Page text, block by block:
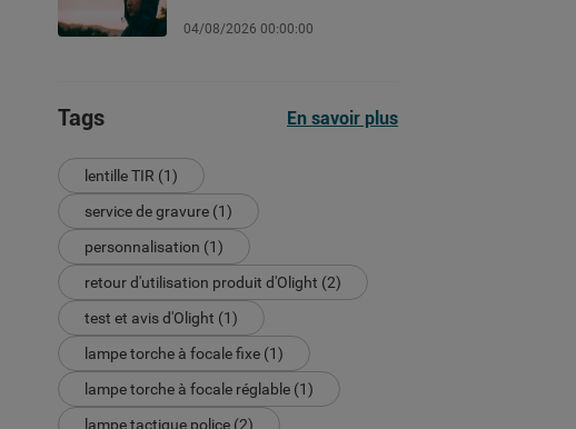
04/08/2026 00:00:00
Tags En savoir plus
lentille TIR (1)
service de gravure (1)
personnalisation (1)
retour d'utilisation produit d'Olight (2)
test et avis d'Olight (1)
lampe torche à focale fixe (1)
lampe torche à focale réglable (1)
lampe tactique police (2)